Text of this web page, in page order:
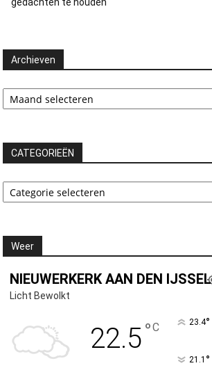
Archieven
Archieven
CATEGORIEËN
CATEGORIEËN
Weer
NIEUWERKERK AAN DEN IJSSEL
Licht Bewolkt
22.5°C 23.4°
21.1 °